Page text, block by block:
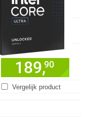
Vergelijk product
189,90